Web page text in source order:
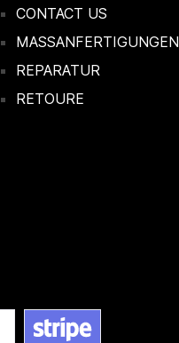
CONTACT US
MASSANFERTIGUNGEN
REPARATUR
RETOURE